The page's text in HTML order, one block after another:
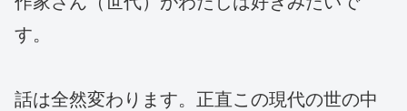
す。
話は全然変わります。正直この現代の世の中